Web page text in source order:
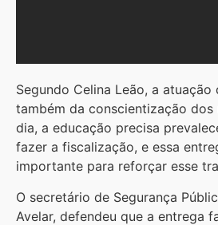
Segundo Celina Leão, a
também da conscientização dos
dia, a educação precisa
fazer a fiscalização, e essa
importante para reforçar esse
O secretário de Segurança
Avelar, defendeu que a entrega